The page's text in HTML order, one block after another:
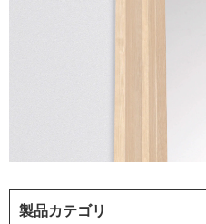
製品カテゴリ